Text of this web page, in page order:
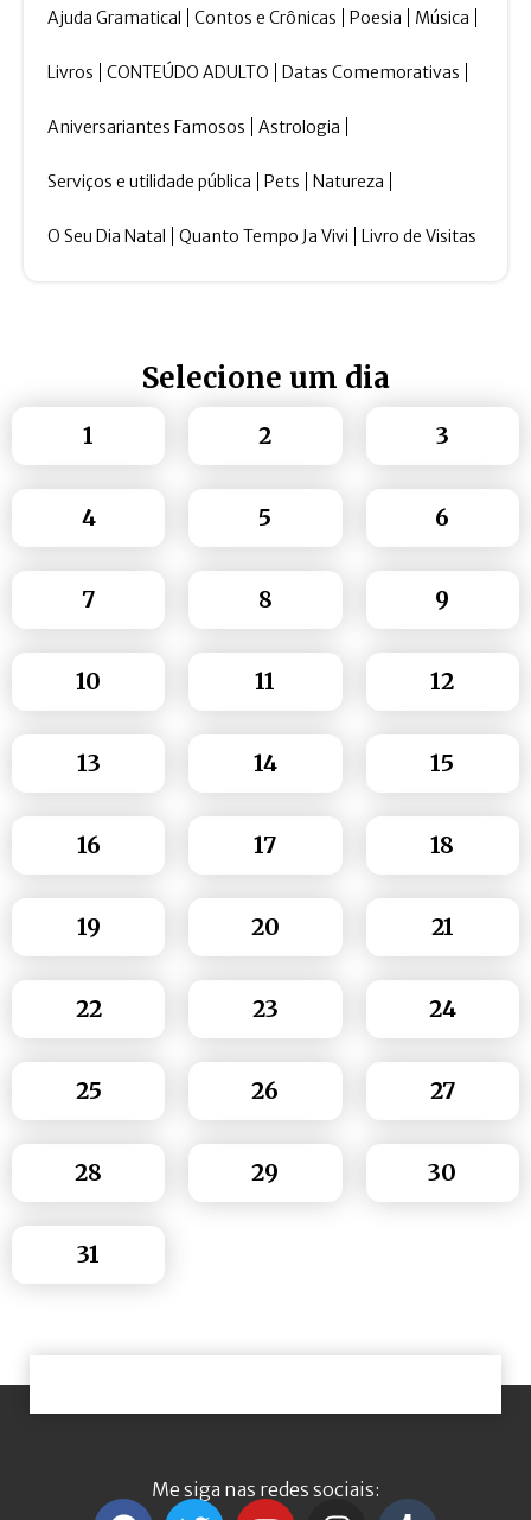
Ajuda Gramatical Contos e Crônicas Poesia Música
Livros CONTEÚDO ADULTO Datas Comemorativas
Aniversariantes Famosos Astrologia
Serviços e utilidade pública Pets Natureza
O Seu Dia Natal Quanto Tempo Ja Vivi Livro de Visitas
Selecione um dia
1 2 3
4 5 6
7 8 9
10 11 12
13 14 15
16 17 18
19 20 21
22 23 24
25 26 27
28 29 30
31
Me siga nas redes sociais: